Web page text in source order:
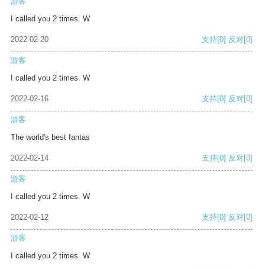
I called you 2 times. W
2022-02-20 支持[0] 反对[0]
游客
I called you 2 times. W
2022-02-16 支持[0] 反对[0]
游客
The world's best fantas
2022-02-14 支持[0] 反对[0]
游客
I called you 2 times. W
2022-02-12 支持[0] 反对[0]
游客
I called you 2 times. W